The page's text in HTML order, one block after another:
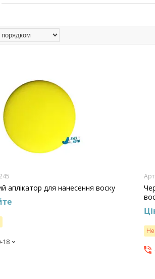
аплікатор для нанесення воску
18